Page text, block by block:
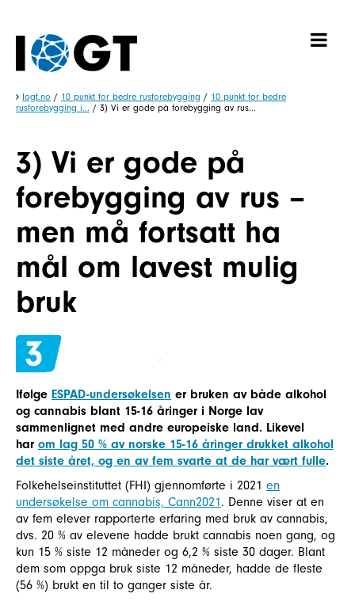
Iogt.no / 10 punkt for bedre rusforebygging / 10 punkt for bedre
rusforebygging i... / 3) Vi er gode på forebygging av rus...
3) Vi er gode på
forebygging av rus –
men må fortsatt ha
mål om lavest mulig
bruk
Ifølge ESPAD-undersøkelsen er bruken av både alkohol
og cannabis blant 15-16 åringer i Norge lav
sammenlignet med andre europeiske land. Likevel
har om lag 50 % av norske 15-16 åringer drukket alkohol
det siste året, og en av fem svarte at de har vært fulle.
Folkehelseinstituttet (FHI) gjennomførte i 2021 en
undersøkelse om cannabis, Cann2021. Denne viser at en
av fem elever rapporterte erfaring med bruk av cannabis,
dvs. 20 % av elevene hadde brukt cannabis noen gang, og
kun 15 % siste 12 måneder og 6,2 % siste 30 dager. Blant
dem som oppga bruk siste 12 måneder, hadde de fleste
(56 %) brukt en til to ganger siste år.